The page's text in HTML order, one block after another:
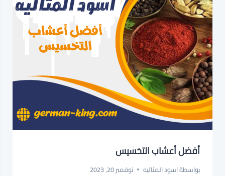
أفضل أعشاب التخسيس
بواسطةاسود المثاليه نوفمبر 20, 2023